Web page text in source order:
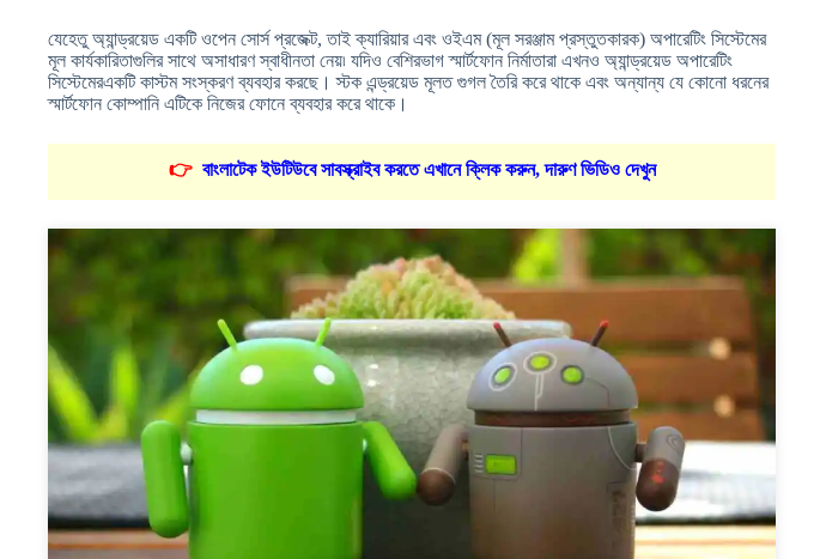
যেহেতু অ্যান্ড্রয়েড একটি ওপেন সোর্স প্রজেক্ট, তাই ক্যারিয়ার এবং ওইএম (মূল সরঞ্জাম প্রস্তুতকারক) অপারেটিং সিস্টেমের
মূল কার্যকারিতাগুলির সাথে অসাধারণ স্বাধীনতা নেয়৷ যদিও বেশিরভাগ স্মার্টফোন নির্মাতারা এখনও অ্যান্ড্রয়েড অপারেটিং
সিস্টেমেরএকটি কাস্টম সংস্করণ ব্যবহার করছে। স্টক এন্ড্রয়েড মূলত গুগল তৈরি করে থাকে এবং অন্যান্য যে কোনো ধরনের
স্মার্টফোন কোম্পানি এটিকে নিজের ফোনে ব্যবহার করে থাকে।
👉 বাংলাটেক ইউটিউবে সাবস্ক্রাইব করতে এখানে ক্লিক করুন, দারুণ ভিডিও দেখুন